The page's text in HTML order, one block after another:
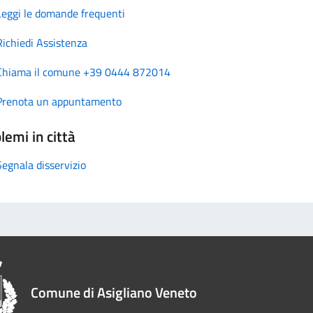
le domande frequenti
Assistenza
il comune +39 0444 872014
un appuntamento
in città
disservizio
Comune di Asigliano Veneto